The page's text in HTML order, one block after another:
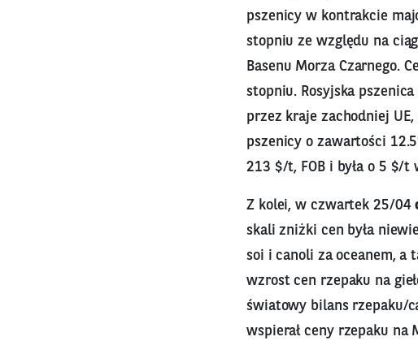
pszenicy w kontrakcie
stopniu ze względu na
Basenu Morza Czarnego.
stopniu. Rosyjska
przez kraje zachodniej
pszenicy o zawartości
213 $/t, FOB i była o 5 $/t
Z kolei, w czwartek 25/04
skali zniżki cen była
soi i canoli za oceanem, a
wzrost cen rzepaku na
światowy bilans rzepaku/
wspierał ceny rzepaku na